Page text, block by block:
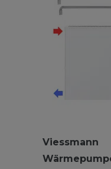
Viessmann